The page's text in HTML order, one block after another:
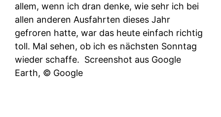
allem, wenn ich dran denke, wie sehr ich bei
allen anderen Ausfahrten dieses Jahr
gefroren hatte, war das heute einfach richtig
toll. Mal sehen, ob ich es nächsten Sonntag
wieder schaffe. Screenshot aus Google
Earth, © Google